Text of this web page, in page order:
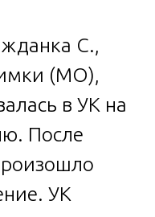
С.,
(МО),
в УК на
После
УК